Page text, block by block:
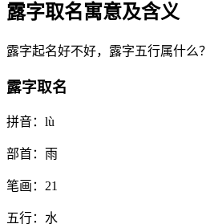
露字取名寓意及含义
露字起名好不好， 露字五行属什么？
露字取名
拼音： lù
部首： 雨
笔画： 21
五行： 水